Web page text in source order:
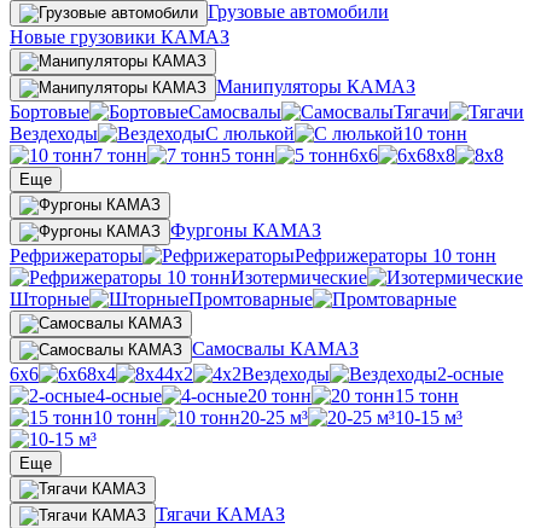
Грузовые автомобили
Новые грузовики КАМАЗ
Манипуляторы КАМАЗ
Бортовые
Самосвалы
Тягачи
Вездеходы
С люлькой
10 тонн
7 тонн
5 тонн 6х6 8х8
Еще
Фургоны КАМАЗ
Рефрижераторы
Рефрижераторы 10 тонн
Изотермические
Шторные
Промтоварные
Самосвалы КАМАЗ
6х6
8х4 4х2 Вездеходы
2-осные
4-осные
20 тонн
15 тонн
10 тонн
20-25 м³ 10-15 м³
Еще
Тягачи КАМАЗ